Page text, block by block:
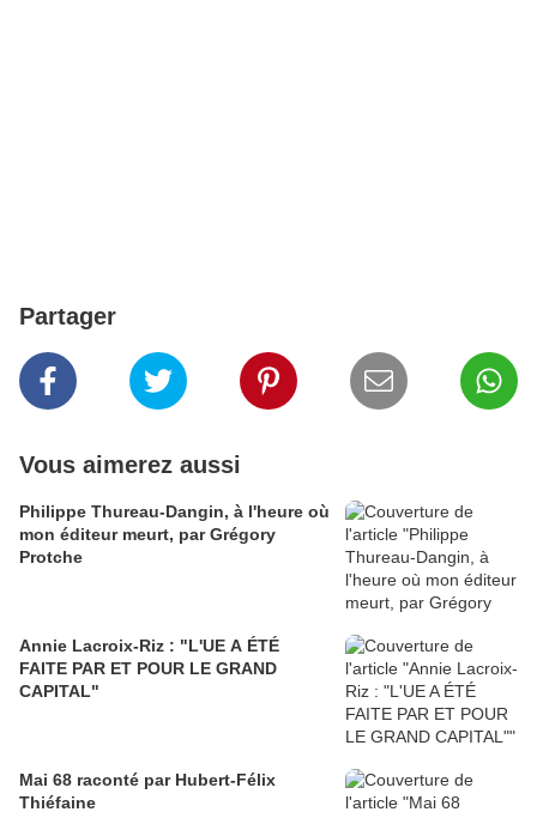
Partager
Vous aimerez aussi
Philippe Thureau-Dangin, à l'heure où
mon éditeur meurt, par Grégory
Protche
Annie Lacroix-Riz : "L'UE A ÉTÉ
FAITE PAR ET POUR LE GRAND
CAPITAL"
Mai 68 raconté par Hubert-Félix
Thiéfaine